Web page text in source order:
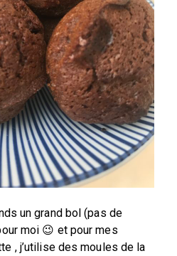
un grand bol (pas de
moi 😉 et pour mes
, j’utilise des moules de la